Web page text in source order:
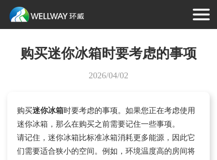
购买迷你冰箱时要考虑的事项
2026/04/02
购买迷你冰箱时要考虑的事项。如果您正在考虑使用
迷你冰箱，那么在购买之前需要记住一些事项。
请记住，迷你冰箱比标准冰箱消耗更多能源，因此它
们需要适合狭小的空间。例如，环境温度高的房间将